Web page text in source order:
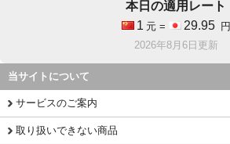
本日の適用レート
1 元 = 29.95
円
2026年8月6日更新
当サイトについて
サービスのご案内
取り扱いできない商品